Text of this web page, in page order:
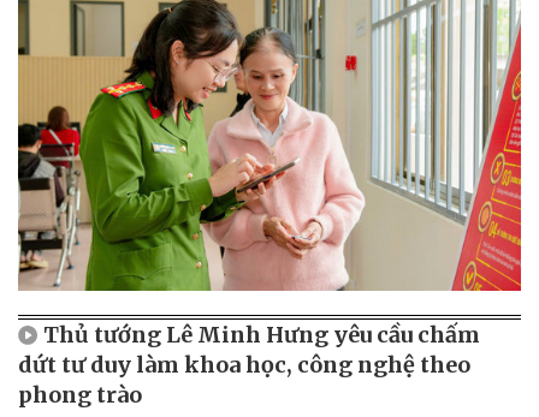
Thủ tướng Lê Minh Hưng yêu cầu chấm
dứt tư duy làm khoa học, công nghệ theo
phong trào